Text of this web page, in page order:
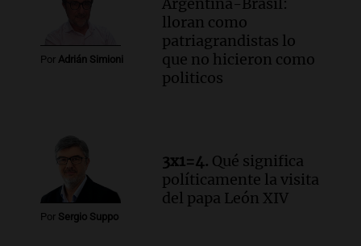
Audio. La Universidad de Milán y su
colaboración con la municipalidad para
la educación y parques
Panorama Federal
historia nacida en Córdoba
Viva la Radio
Episodios
Audio.
Monseñor Fenoy celebra la visita
de León XIV a Argentina y reflexiona
Por Adrián Simioni
lloran como
patriagrandistas lo
que no hicieron como
politicos
Por Sergio Suppo
3x1=4. Qué significa
políticamente la visita
del papa León XIV